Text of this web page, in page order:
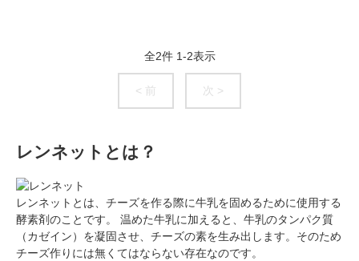
全2件 1-2表示
< 前 次 >
レンネットとは？
レンネットとは、チーズを作る際に牛乳を固めるために使用する
酵素剤のことです。 温めた牛乳に加えると、牛乳のタンパク質
（カゼイン）を凝固させ、チーズの素を生み出します。そのため
チーズ作りには無くてはならない存在なのです。